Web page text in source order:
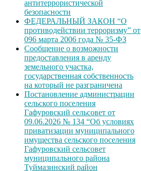
антитеррористической
безопасности
ФЕДЕРАЛЬНЫЙ ЗАКОН “О
противодействии терроризму” от
096 марта 2006 года № 35-ФЗ
Сообщение о возможности
предоставления в аренду
земельного участка,
государственная собственность
на который не разграничена
Постановление администрации
сельского поселения
Гафуровский сельсовет от
09.06.2026 № 134 “Об условиях
приватизации муниципального
имущества сельского поселения
Гафуровский сельсовет
муниципального района
Туймазинский район